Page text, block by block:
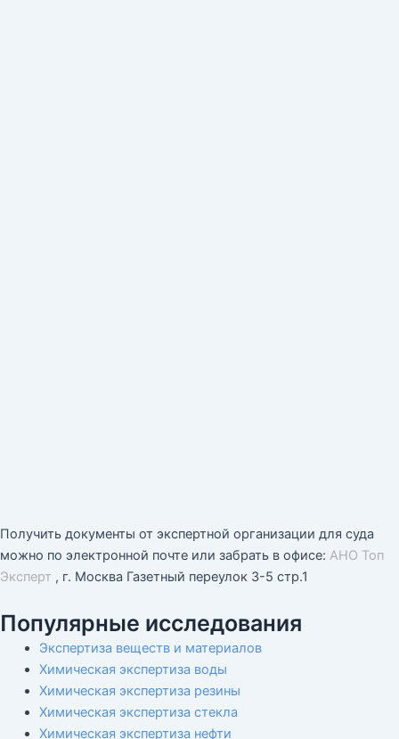
Получить документы от экспертной организации для суда
можно по электронной почте или забрать в офисе: АНО Топ
Эксперт , г. Москва Газетный переулок 3-5 стр.1
Популярные исследования
Экспертиза веществ и материалов
Химическая экспертиза воды
Химическая экспертиза резины
Химическая экспертиза стекла
Химическая экспертиза нефти